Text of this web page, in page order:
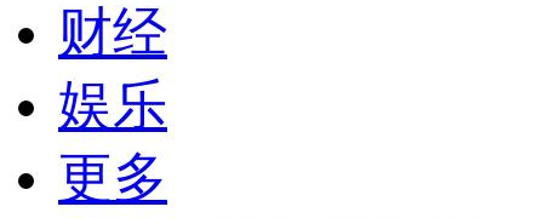
财经
娱乐
更多